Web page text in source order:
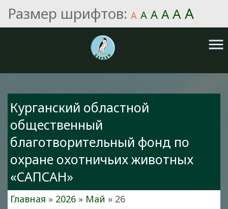
Размер шрифтов: A A A A AA
menu
Курганский областной
общественный
благотворительный фонд по
охране охотничьих животных
«САПСАН»
Главная » 2026 » Май » 26